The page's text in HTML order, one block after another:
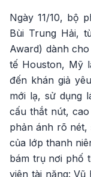
Ngày 11/10, bộ
Bùi Trung Hải,
Award) dành
tế Houston, Mỹ
đến khán giả
mới lạ, sử dụng
cấu thắt nút,
phản ánh rõ
của lớp thanh
bám trụ nơi phố
viên tài năng: